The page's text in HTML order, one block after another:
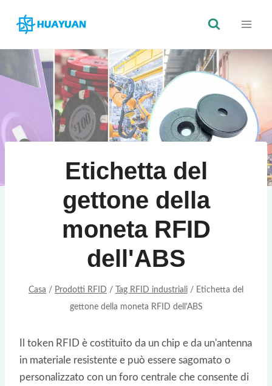
Etichetta del
gettone della
moneta RFID
dell'ABS
Casa / Prodotti RFID / Tag RFID industriali / Etichetta del
gettone della moneta RFID dell'ABS
Il token RFID è costituito da un chip e da un'antenna
in materiale resistente e può essere sagomato o
personalizzato con un foro centrale che consente di